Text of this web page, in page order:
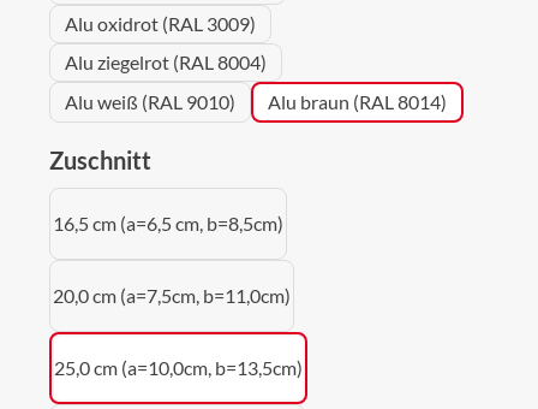
Alu oxidrot (RAL 3009)
Alu ziegelrot (RAL 8004)
Alu weiß (RAL 9010)
Alu braun (RAL 8014)
Zuschnitt
16,5 cm (a=6,5 cm, b=8,5cm)
20,0 cm (a=7,5cm, b=11,0cm)
25,0 cm (a=10,0cm, b=13,5cm)